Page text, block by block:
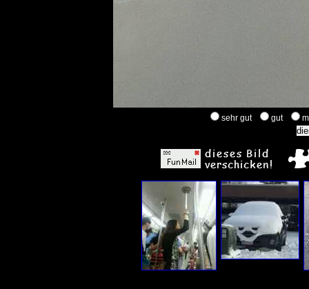
sehr gut gut